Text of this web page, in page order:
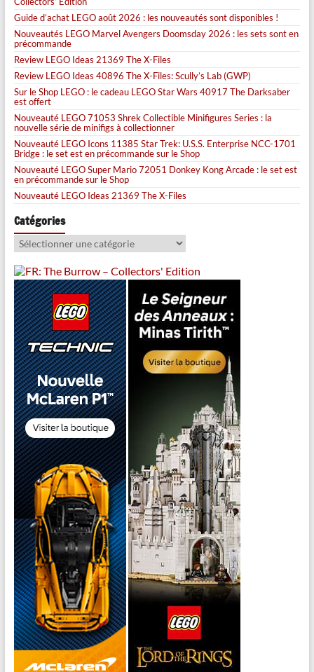
Guide d’achat LEGO août 2026 : les nouveautés sont disponibles !
Nouveautés LEGO Marvel Avengers Doomsday 2026 : les sets sont en
précommande
Review LEGO Ideas 21369 The X-Files
Review LEGO Ideas 40896 The X-Files: Scully’s Lab (GWP)
Sur le Shop LEGO : le cadeau LEGO Star Wars 40917 The Darksaber
est offert
Nouveauté LEGO 71053 Shrek Collectible Minifigures Series : la
nouvelle série de minifigs à collectionner
Nouveauté LEGO Icons 11385 Star Trek: U.S.S. Enterprise NCC-1701
Bridge : le set est en précommande sur le Shop
Nouveauté LEGO Super Mario 72051 Donkey Kong Arcade : le set est
en précommande sur le Shop
Nouveauté LEGO Ideas 21369 The X-Files
Catégories
Catégories